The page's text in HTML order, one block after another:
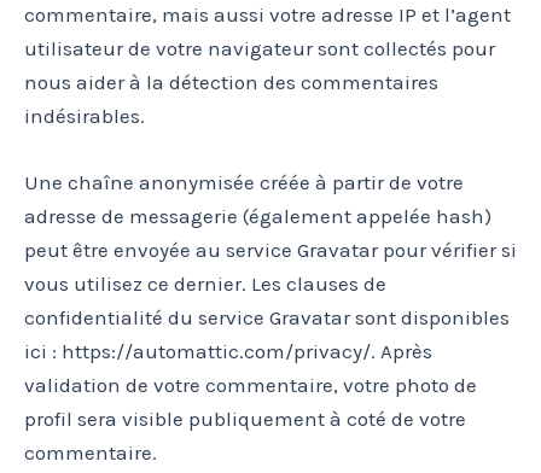
commentaire, mais aussi votre adresse IP et l’agent
utilisateur de votre navigateur sont collectés pour
nous aider à la détection des commentaires
indésirables.
Une chaîne anonymisée créée à partir de votre
adresse de messagerie (également appelée hash)
peut être envoyée au service Gravatar pour vérifier si
vous utilisez ce dernier. Les clauses de
confidentialité du service Gravatar sont disponibles
ici : https://automattic.com/privacy/. Après
validation de votre commentaire, votre photo de
profil sera visible publiquement à coté de votre
commentaire.